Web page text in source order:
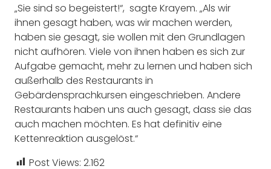
„Sie sind so begeistert!“, sagte Krayem. „Als wir
ihnen gesagt haben, was wir machen werden,
haben sie gesagt, sie wollen mit den Grundlagen
nicht aufhören. Viele von ihnen haben es sich zur
Aufgabe gemacht, mehr zu lernen und haben sich
außerhalb des Restaurants in
Gebärdensprachkursen eingeschrieben. Andere
Restaurants haben uns auch gesagt, dass sie das
auch machen möchten. Es hat definitiv eine
Kettenreaktion ausgelöst.“
Post Views: 2.162